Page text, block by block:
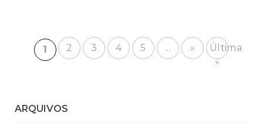
1 2 3 4 5 ... »
Última
»
ARQUIVOS